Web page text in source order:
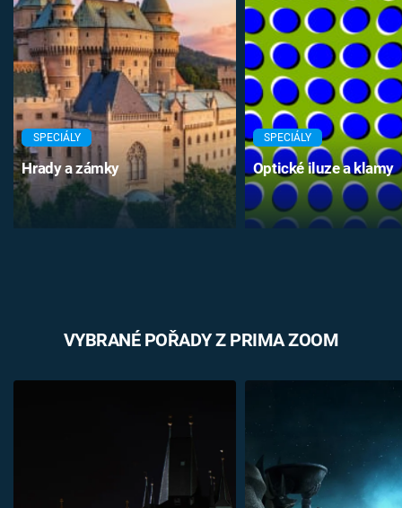
SPECIÁLY
Hrady a zámky
SPECIÁLY
Optické iluze a klamy
VYBRANÉ POŘADY Z PRIMA ZOOM